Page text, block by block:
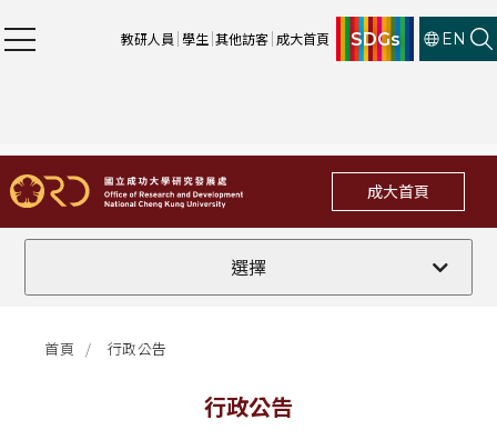
教研人員 學生 其他訪客 成大首頁 SDGs EN
成大首頁
選擇
全部
法規修訂
首頁 行政公告
行政公告